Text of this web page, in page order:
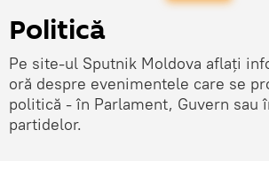
Politică
Pe site-ul Sputnik Moldova aflați
oră despre evenimentele care se
politică - în Parlament, Guvern sau
partidelor.